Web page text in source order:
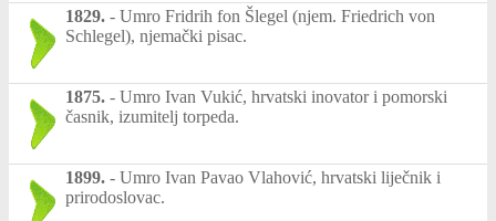
1829. - Umro Fridrih fon Šlegel (njem. Friedrich von
Schlegel), njemački pisac.
1875. - Umro Ivan Vukić, hrvatski inovator i pomorski
časnik, izumitelj torpeda.
1899. - Umro Ivan Pavao Vlahović, hrvatski liječnik i
prirodoslovac.